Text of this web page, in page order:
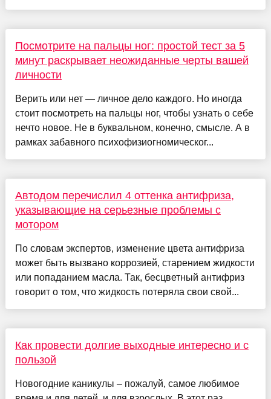
Посмотрите на пальцы ног: простой тест за 5
минут раскрывает неожиданные черты вашей
личности
Верить или нет — личное дело каждого. Но иногда
стоит посмотреть на пальцы ног, чтобы узнать о себе
нечто новое. Не в буквальном, конечно, смысле. А в
рамках забавного психофизиогномическог...
Автодом перечислил 4 оттенка антифриза,
указывающие на серьезные проблемы с
мотором
По словам экспертов, изменение цвета антифриза
может быть вызвано коррозией, старением жидкости
или попаданием масла. Так, бесцветный антифриз
говорит о том, что жидкость потеряла свои свой...
Как провести долгие выходные интересно и с
пользой
Новогодние каникулы – пожалуй, самое любимое